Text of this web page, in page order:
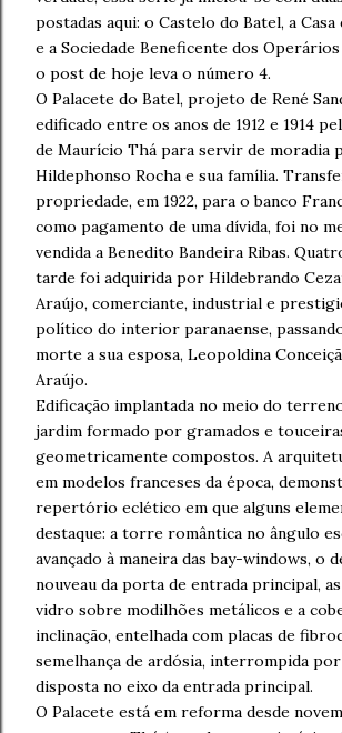
postadas aqui: o Castelo do Batel, a
e a Sociedade Beneficente dos
o post de hoje leva o número 4.
O Palacete do Batel, projeto de René
edificado entre os anos de 1912 e 1914
de Maurício Thá para servir de moradia
Hildephonso Rocha e sua família.
propriedade, em 1922, para o banco
como pagamento de uma dívida, foi no
vendida a Benedito Bandeira Ribas.
tarde foi adquirida por Hildebrando
Araújo, comerciante, industrial e
político do interior paranaense,
morte a sua esposa, Leopoldina
Araújo.
Edificação implantada no meio do
jardim formado por gramados e
geometricamente compostos. A
em modelos franceses da época,
repertório eclético em que alguns
destaque: a torre romântica no ângulo
avançado à maneira das bay-windows, o
nouveau da porta de entrada principal,
vidro sobre modilhões metálicos e a
inclinação, entelhada com placas de
semelhança de ardósia, interrompida por
disposta no eixo da entrada principal.
O Palacete está em reforma desde